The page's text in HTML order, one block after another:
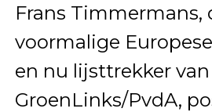
Frans Timmermans,
voormalige
en nu lijsttrekker van
GroenLinks/PvdA,